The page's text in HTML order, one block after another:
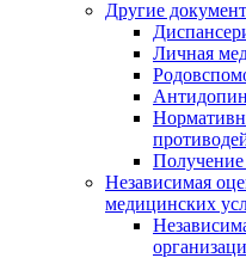
Другие
Личная
Независимая
медицинских